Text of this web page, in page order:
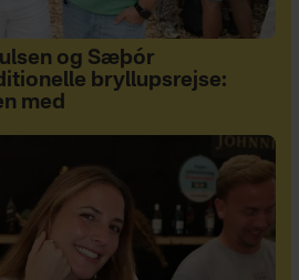
og Sæþór
bryllupsrejse:
med